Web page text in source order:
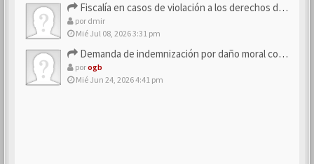
Fiscalía en casos de violación a los derechos de los consum…
por dmir
Mié Jul 08, 2026 3:31 pm
Demanda de indemnización por daño moral contra la empresa
porogb
Mié Jun 24, 2026 4:41 pm